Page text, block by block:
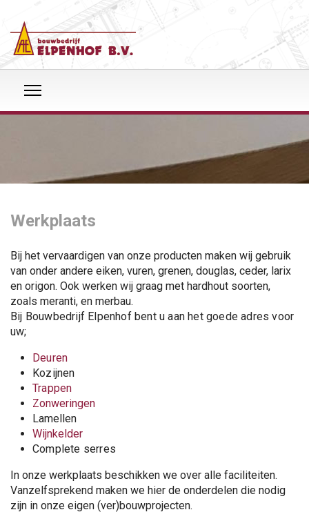
Werkplaats
Bij het vervaardigen van onze producten maken wij gebruik
van onder andere eiken, vuren, grenen, douglas, ceder, larix
en origon. Ook werken wij graag met hardhout soorten,
zoals meranti, en merbau.
Bij Bouwbedrijf Elpenhof bent u aan het goede adres voor
uw;
Deuren
Kozijnen
Trappen
Zonweringen
Lamellen
Wijnkelder
Complete serres
In onze werkplaats beschikken we over alle faciliteiten.
Vanzelfsprekend maken we hier de onderdelen die nodig
zijn in onze eigen (ver)bouwprojecten.